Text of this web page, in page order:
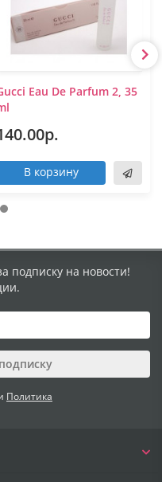
Eau De Parfum 2, 35
В корзину
подписку на новости!
Политика